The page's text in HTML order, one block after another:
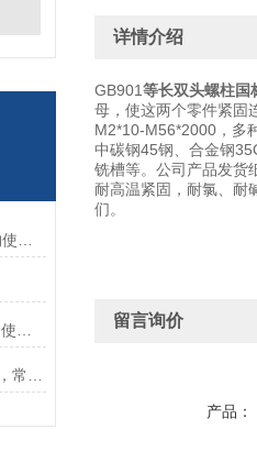
详情介绍
GB901等长双头螺柱国
母，使这两个零件紧固
M2*10-M56*2000，多
中碳钢45钢、合金钢
铣槽等。公司产品发货
耐高温紧固，耐氯、耐
们。
留言询价
产品：